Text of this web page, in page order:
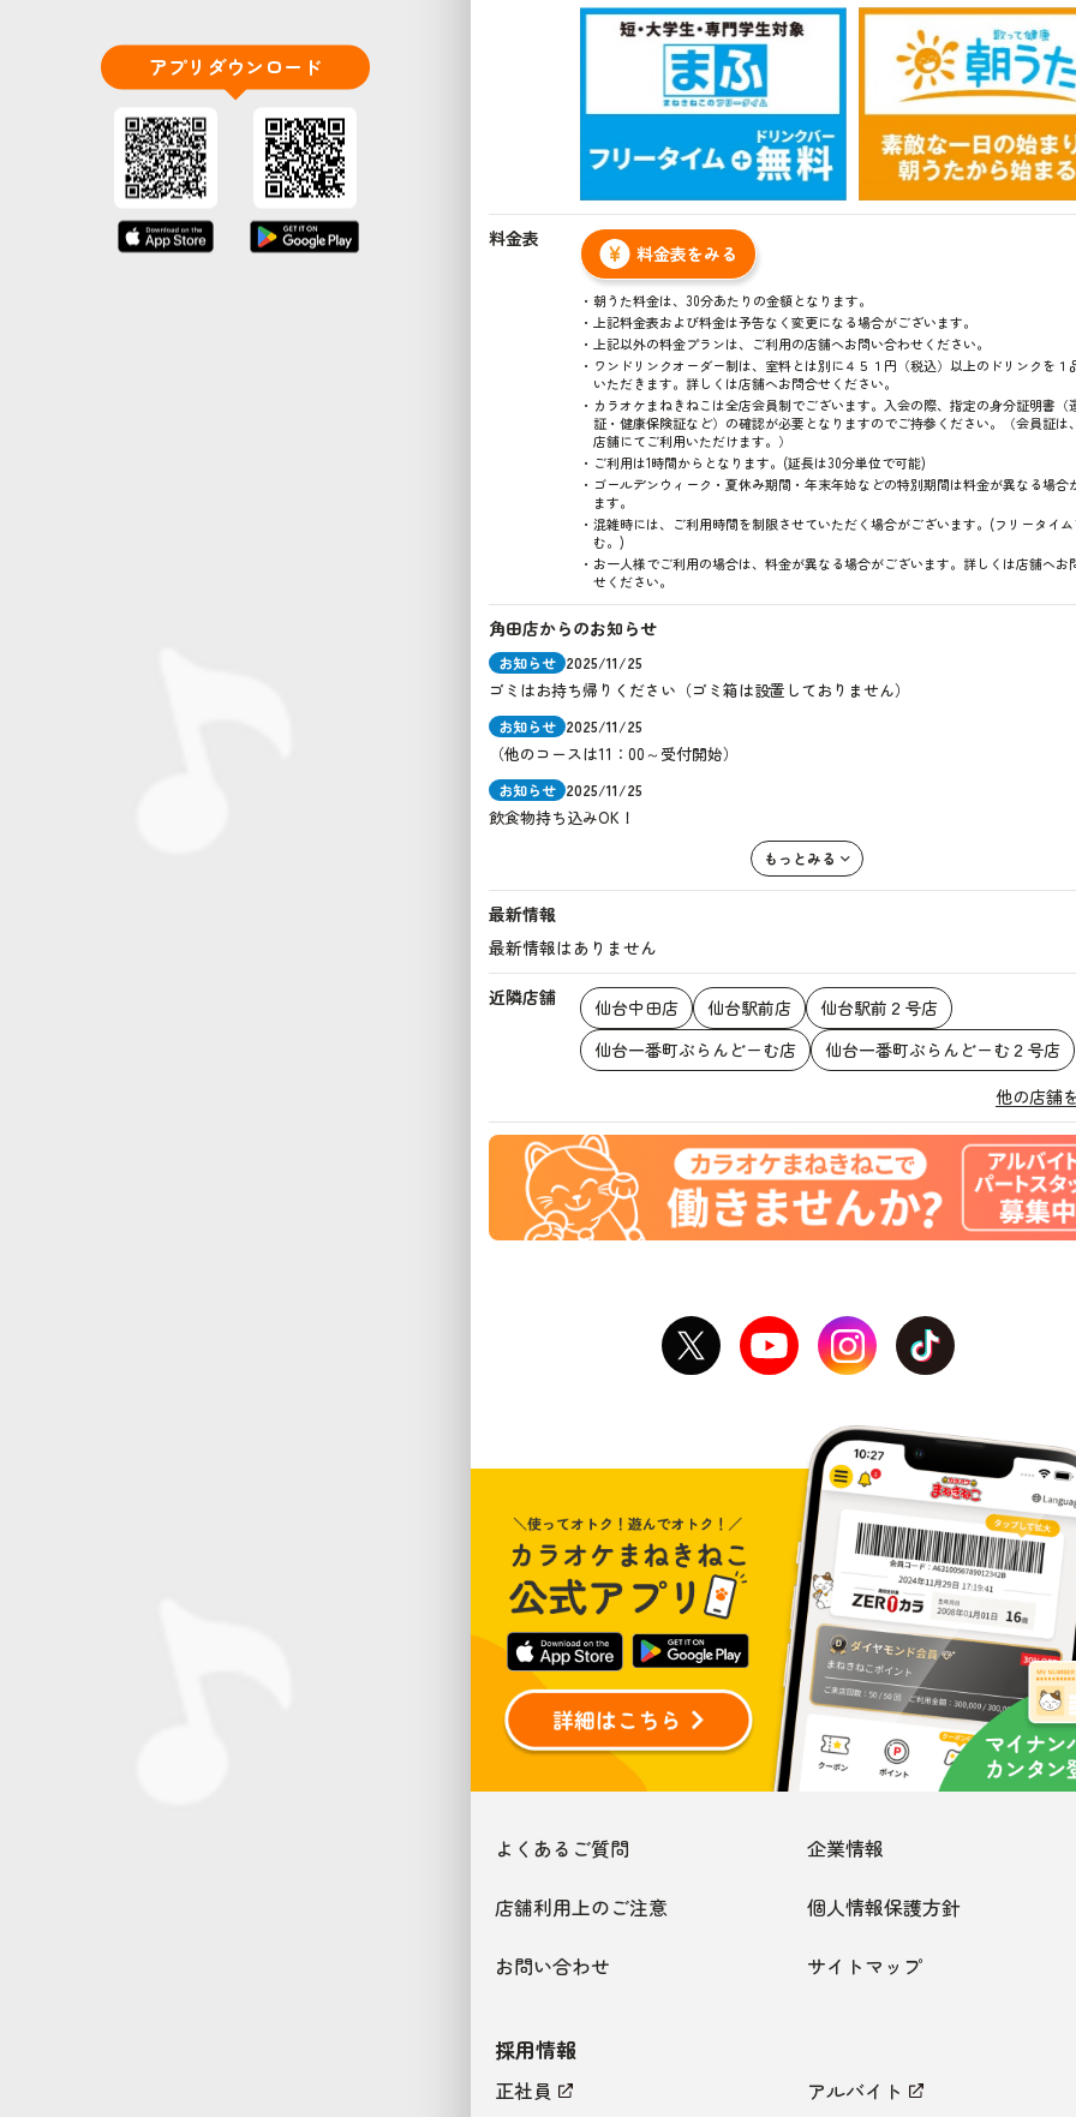
アプリダウンロード
料金表
料金表をみる
朝うた料金は、30分あたりの金額となります。
上記料金表および料金は予告なく変更になる場合がございます。
上記以外の料金プランは、ご利用の店舗へお問い合わせください。
ワンドリンクオーダー制は、室料とは別に４５１円（税込）以上のドリンクを１
いただきます。詳しくは店舗へお問合せください。
カラオケまねきねこは全店会員制でございます。入会の際、指定の身分証明書（
証・健康保険証など）の確認が必要となりますのでご持参ください。（会員証は
店舗にてご利用いただけます。）
ご利用は1時間からとなります。(延長は30分単位で可能)
ゴールデンウィーク・夏休み期間・年末年始などの特別期間は料金が異なる場合
ます。
混雑時には、ご利用時間を制限させていただく場合がございます。(フリータイ
む。)
お一人様でご利用の場合は、料金が異なる場合がございます。詳しくは店舗へお
せください。
角田店からのお知らせ
お知らせ 2025/11/25
ゴミはお持ち帰りください（ゴミ箱は設置しておりません）
お知らせ 2025/11/25
（他のコースは11：00～受付開始）
お知らせ 2025/11/25
飲食物持ち込みOK！
もっとみる
最新情報
最新情報はありません
近隣店舗 仙台中田店 仙台駅前店
仙台駅前２号店
仙台一番町ぶらんどーむ店
仙台一番町ぶらんどーむ２号店
他の店舗
よくあるご質問 企業情報
店舗利用上のご注意 個人情報保護方針
お問い合わせ サイトマップ
採用情報
正社員 アルバイト